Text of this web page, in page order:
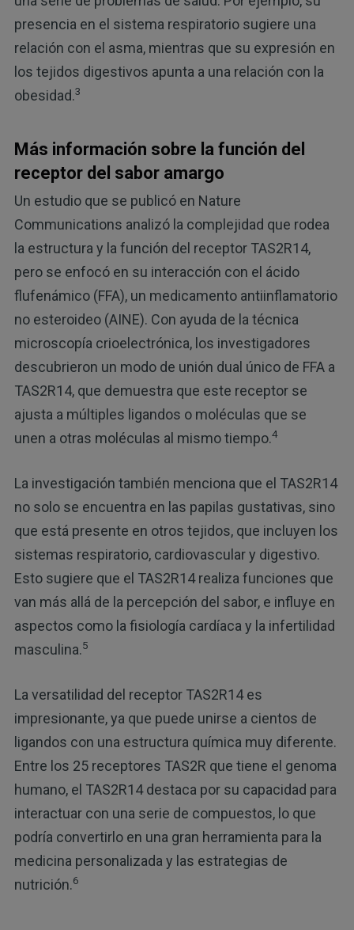
presencia en el sistema respiratorio sugiere una
relación con el asma, mientras que su expresión en
los tejidos digestivos apunta a una relación con la
obesidad.3
Más información sobre la función del
receptor del sabor amargo
Un estudio que se publicó en Nature
Communications analizó la complejidad que rodea
la estructura y la función del receptor TAS2R14,
pero se enfocó en su interacción con el ácido
flufenámico (FFA), un medicamento antiinflamatorio
no esteroideo (AINE). Con ayuda de la técnica
microscopía crioelectrónica, los investigadores
descubrieron un modo de unión dual único de FFA a
TAS2R14, que demuestra que este receptor se
ajusta a múltiples ligandos o moléculas que se
unen a otras moléculas al mismo tiempo.4
La investigación también menciona que el TAS2R14
no solo se encuentra en las papilas gustativas, sino
que está presente en otros tejidos, que incluyen los
sistemas respiratorio, cardiovascular y digestivo.
Esto sugiere que el TAS2R14 realiza funciones que
van más allá de la percepción del sabor, e influye en
aspectos como la fisiología cardíaca y la infertilidad
masculina.5
La versatilidad del receptor TAS2R14 es
impresionante, ya que puede unirse a cientos de
ligandos con una estructura química muy diferente.
Entre los 25 receptores TAS2R que tiene el genoma
humano, el TAS2R14 destaca por su capacidad para
interactuar con una serie de compuestos, lo que
podría convertirlo en una gran herramienta para la
medicina personalizada y las estrategias de
nutrición.6